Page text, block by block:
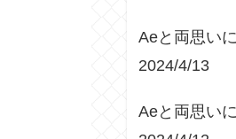
Aeと両思い
2024/4/13
Aeと両思い